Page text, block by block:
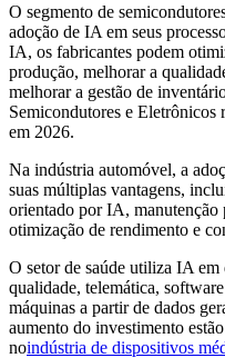
O segmento de
adoção de IA em seus
IA, os fabricantes podem
produção, melhorar a
melhorar a gestão de
Semicondutores e Eletrônicos
em 2026.
Na indústria automóvel, a
suas múltiplas vantagens,
orientado por IA, manutenção
otimização de rendimento e
O setor de saúde utiliza IA em
qualidade, telemática,
máquinas a partir de dados
aumento do investimento
noindústria de dispositivos